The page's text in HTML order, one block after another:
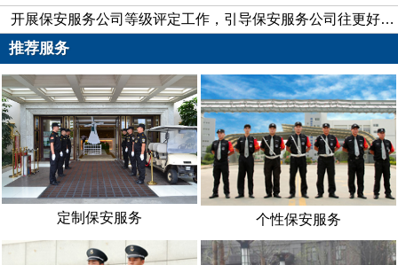
四、在日常工作中，对于人员有异常行动，值勤人员要严查
细问、敢说敢问；注意观察可疑的人或事，一旦发现情况立即上
报。
五、 保安们夜间巡逻时，应该有重点性、针对性，对于要
害部位要细查、严查、多查。
六、保安们 做好交接班登记工作，交接班时要清点好物品
是否完好无损；
物品如有损坏或丢失及时上报，对于人为的破坏追究其责任
人并按原价赔偿。
以上就是保安队伍的相关管理方式，保安队伍做好了以上几
开展保安服务公司等级评定工作，引导保安服务公司往更好的方向发展
推荐服务
定制保安服务 个性保安服务